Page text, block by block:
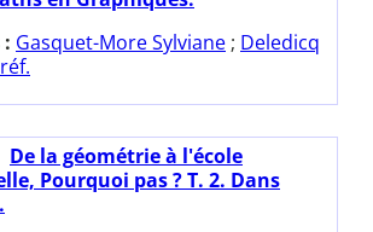
Gasquet-More Sylviane ; Deledicq
De la géométrie à l'école
Pourquoi pas ? T. 2. Dans